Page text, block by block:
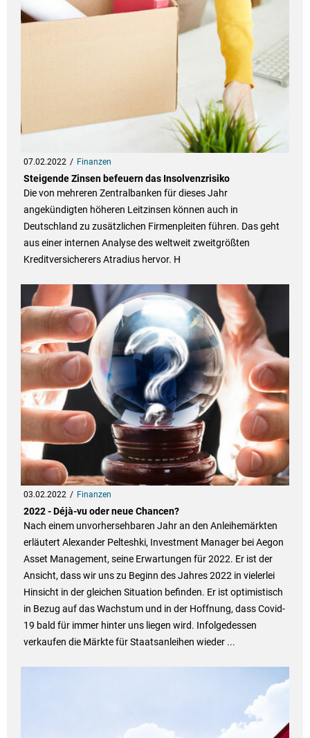
07.02.2022 Finanzen
Steigende Zinsen befeuern das Insolvenzrisiko
Die von mehreren Zentralbanken für dieses Jahr
angekündigten höheren Leitzinsen können auch in
Deutschland zu zusätzlichen Firmenpleiten führen. Das geht
aus einer internen Analyse des weltweit zweitgrößten
Kreditversicherers Atradius hervor. H
03.02.2022 Finanzen
2022 - Déjà-vu oder neue Chancen?
Nach einem unvorhersehbaren Jahr an den Anleihemärkten
erläutert Alexander Pelteshki, Investment Manager bei Aegon
Asset Management, seine Erwartungen für 2022. Er ist der
Ansicht, dass wir uns zu Beginn des Jahres 2022 in vielerlei
Hinsicht in der gleichen Situation befinden. Er ist optimistisch
in Bezug auf das Wachstum und in der Hoffnung, dass Covid-
19 bald für immer hinter uns liegen wird. Infolgedessen
verkaufen die Märkte für Staatsanleihen wieder ...